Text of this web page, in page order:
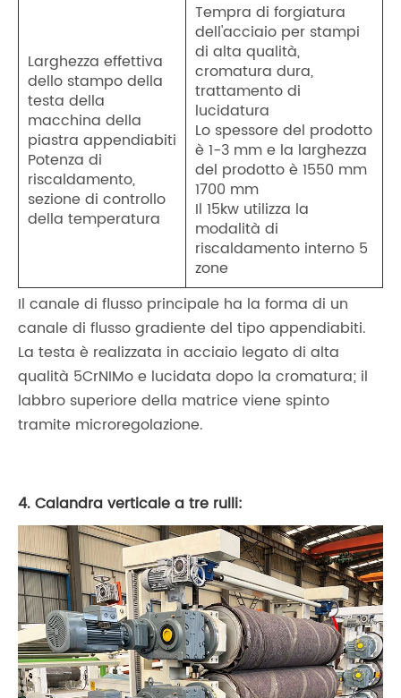
Larghezza effettiva
dello stampo della
testa della
macchina della
piastra appendiabiti
Potenza di
riscaldamento,
sezione di controllo
della temperatura
Tempra di forgiatura
dell'acciaio per stampi
di alta qualità,
cromatura dura,
trattamento di
lucidatura
Lo spessore del prodotto
è 1-3 mm e la larghezza
del prodotto è 1550 mm
1700 mm
Il 15kw utilizza la
modalità di
riscaldamento interno 5
zone
Il canale di flusso principale ha la forma di un
canale di flusso gradiente del tipo appendiabiti.
La testa è realizzata in acciaio legato di alta
qualità 5CrNIMo e lucidata dopo la cromatura; il
labbro superiore della matrice viene spinto
tramite microregolazione.
4. Calandra verticale a tre rulli: